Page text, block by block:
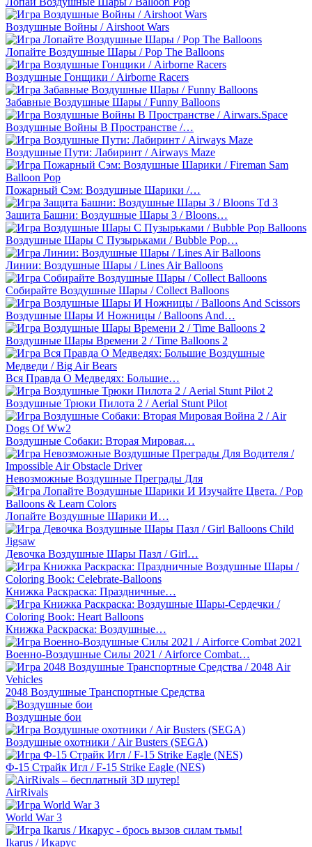
Воздушные Войны / Airshoot Wars
Лопайте Воздушные Шары / Pop The Balloons
Воздушные Гонщики / Airborne Racers
Забавные Воздушные Шары / Funny Balloons
Воздушные Войны В Пространстве /…
Воздушные Пути: Лабиринт / Airways Maze
Пожарный Сэм: Воздушные Шарики /…
Защита Башни: Воздушные Шары 3 / Bloons…
Воздушные Шары С Пузырьками / Bubble Pop…
Линии: Воздушные Шары / Lines Air Balloons
Собирайте Воздушные Шары / Collect Balloons
Воздушные Шары И Ножницы / Balloons And…
Воздушные Шары Времени 2 / Time Balloons 2
Вся Правда О Медведях: Большие…
Воздушные Трюки Пилота 2 / Aerial Stunt Pilot
Воздушные Собаки: Вторая Мировая…
Невозможные Воздушные Преграды Для
Лопайте Воздушные Шарики И…
Девочка Воздушные Шары Пазл / Girl…
Книжка Раскраска: Праздничные…
Книжка Раскраска: Воздушные…
Военно-Воздушные Силы 2021 / Airforce Combat…
2048 Воздушные Транспортные Средства
Воздушные бои
Воздушные охотники / Air Busters (SEGA)
Ф-15 Страйк Игл / F-15 Strike Eagle (NES)
AirRivals
World War 3
Ikarus / Икарус